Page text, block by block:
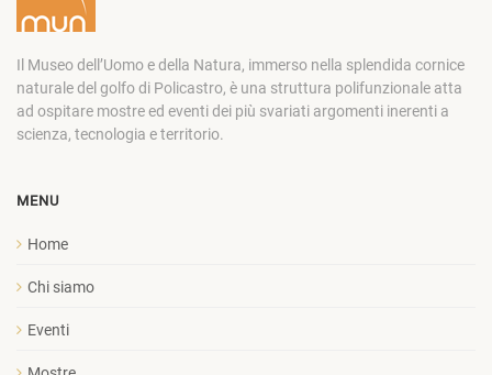
Il Museo dell’Uomo e della Natura, immerso nella splendida cornice
naturale del golfo di Policastro, è una struttura polifunzionale atta
ad ospitare mostre ed eventi dei più svariati argomenti inerenti a
scienza, tecnologia e territorio.
MENU
Home
Chi siamo
Eventi